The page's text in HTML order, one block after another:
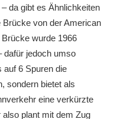
da gibt es Ähnlichkeiten
von der American
wurde 1966
dafür jedoch umso
auf 6 Spuren die
sondern bietet als
eine verkürzte
plant mit dem Zug